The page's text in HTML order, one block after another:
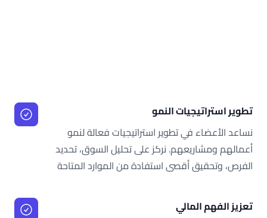
تطوير استراتيجيات النمو
نساعد الأعضاء في تطوير استراتيجيات فعالة لنمو
أعمالهم ومشاريعهم. نركز على تحليل السوق، تحديد
الفرص، وتحقيق أقصى استفادة من الموارد المتاحة
تعزيز الفهم المالي